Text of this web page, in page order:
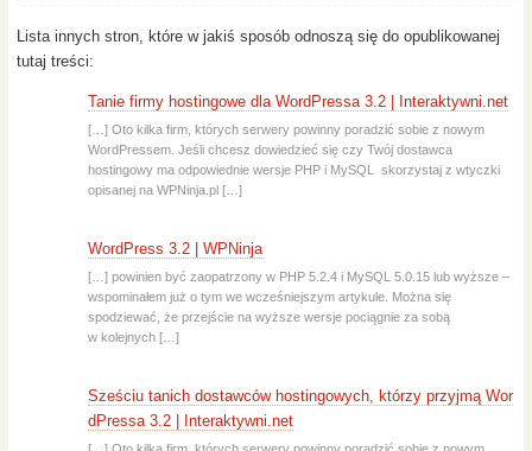
Lista innych stron, które w jakiś sposób odnoszą się do opublikowanej
tutaj treści:
Tanie firmy hostingowe dla WordPressa 3.2 | Interaktywni.net
[…] Oto kilka firm, których serwery powinny poradzić sobie z nowym
WordPressem. Jeśli chcesz dowiedzieć się czy Twój dostawca
hostingowy ma odpowiednie wersje PHP i MySQL skorzystaj z wtyczki
opisanej na WPNinja.pl […]
WordPress 3.2 | WPNinja
[…] powinien być zaopatrzony w PHP 5.2.4 i MySQL 5.0.15 lub wyższe –
wspominałem już o tym we wcześniejszym artykule. Można się
spodziewać, że przejście na wyższe wersje pociągnie za sobą
w kolejnych […]
Sześciu tanich dostawców hostingowych, którzy przyjmą Wor
dPressa 3.2 | Interaktywni.net